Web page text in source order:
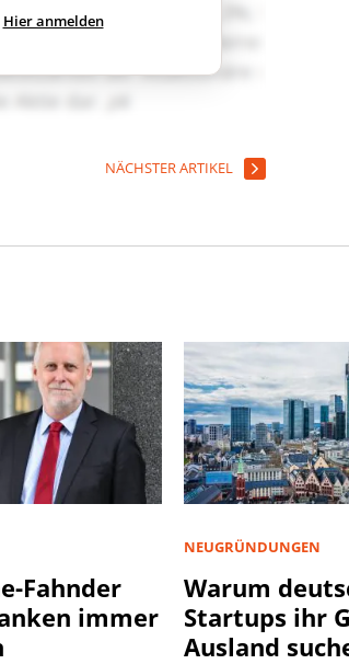
Hier anmelden
NÄCHSTER ARTIKEL
Fahnder
immer
NEUGRÜNDUNGEN
Warum
Startups ihr
Ausland